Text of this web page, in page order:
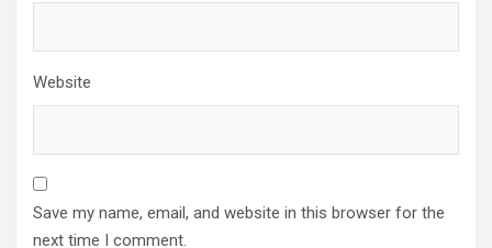
Website
Save my name, email, and website in this browser for the
next time I comment.